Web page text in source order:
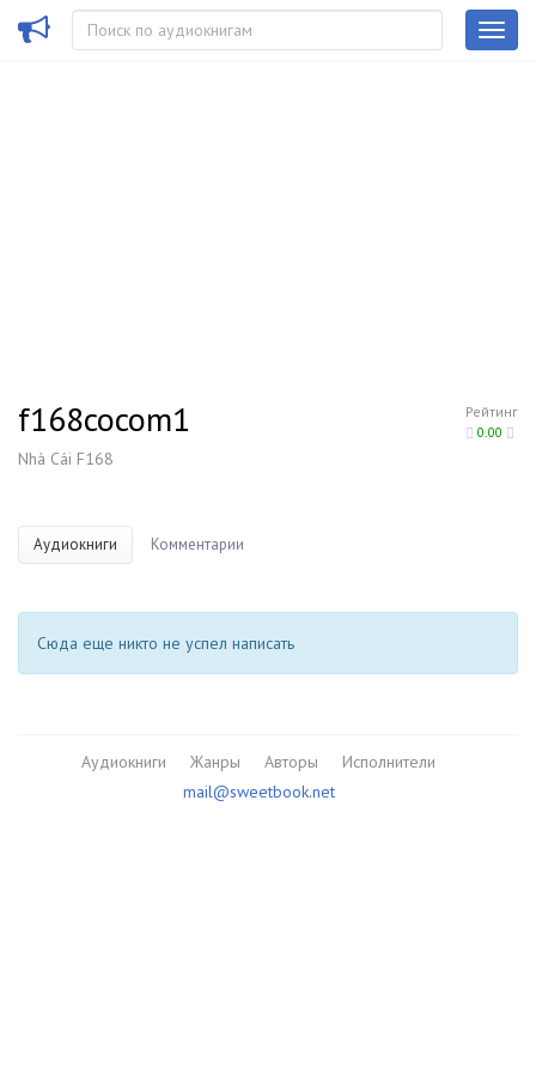
Рейтинг
0.00
f168cocom1
Nhà Cái F168
Аудиокниги Комментарии
Сюда еще никто не успел написать
Аудиокниги Жанры Авторы
Исполнители
mail@sweetbook.net